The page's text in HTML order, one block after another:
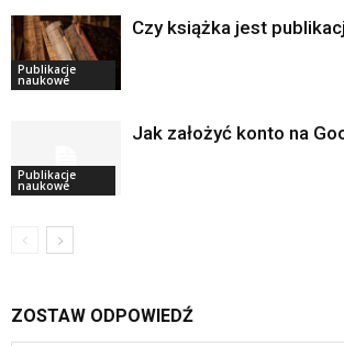
Publikacje
naukowe
Czy książka jest
Publikacje
naukowe
Jak założyć konto na
ZOSTAW ODPOWIEDŹ